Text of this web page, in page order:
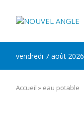
vendredi 7 août 2026
Accueil » eau potable